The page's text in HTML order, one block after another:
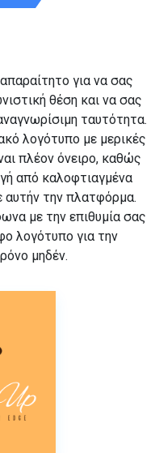
για να σας
θέση και να σας
ταυτότητα.
λογότυπο με μερικές
πλέον όνειρο, καθώς
από καλοφτιαγμένα
αυτήν την πλατφόρμα.
με την επιθυμία σας
λογότυπο για την
μηδέν.